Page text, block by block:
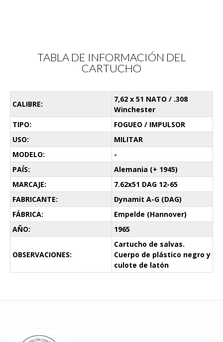
TABLA DE INFORMACIÓN DEL
CARTUCHO
CALIBRE:
7,62 x 51 NATO / .308
Winchester
TIPO:
FOGUEO / IMPULSOR
USO:
MILITAR
MODELO:
-
PAÍS:
Alemania (+ 1945)
MARCAJE:
7.62x51 DAG 12-65
FABRICANTE:
Dynamit A-G (DAG)
FÁBRICA:
Empelde (Hannover)
AÑO:
1965
OBSERVACIONES:
Cartucho de salvas.
Cuerpo de plástico negro y
culote de latón